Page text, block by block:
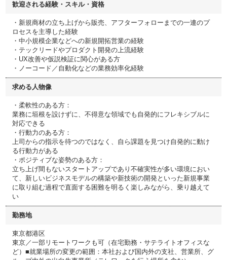
歓迎される経験・スキル・資格
・新規商材の立ち上げから販売、アフターフォローまでの一連のプ
ロセスを主導した経験
・中小規模企業などへの新規開拓営業の経験
・テックリードやプロダクト開発の上流経験
・UX改善や仮説検証に関心がある方
・ノーコード／自動化などの業務効率化経験
求める人物像
・柔軟性のある方：
業務に垣根を設けずに、不得意な領域でも自発的にフレキシブルに
対応できる
・行動力のある方：
上司からの指示を待つのではなく、自ら課題を見つけ自発的に動け
る行動力がある
・ポジティブな姿勢のある方：
立ち上げ間もないスタートアップであり不確実性が多い環境におい
て、新しいビジネスモデルの構築や新技術の開発といった新規事業
に取り組む過程で直面する困難を明るく楽しみながら、乗り越えて
い
勤務地
東京都港区
東京／一部リモートワークも可（在宅勤務・サテライトオフィスな
ど）■就業場所の変更の範囲：本社および国内外の支社、営業所、グ